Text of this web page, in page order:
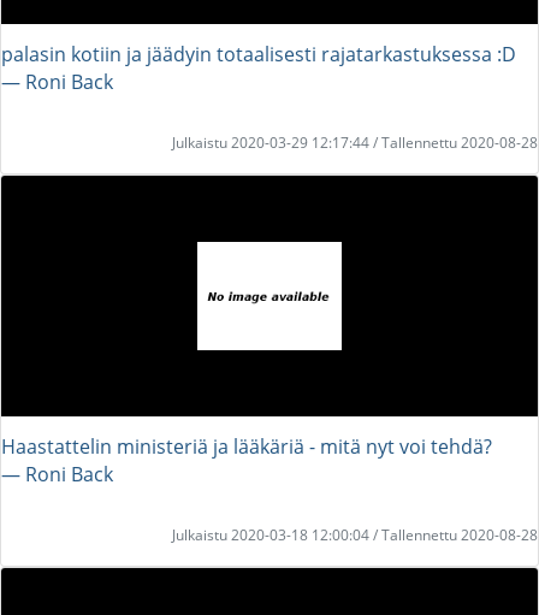
palasin kotiin ja jäädyin totaalisesti rajatarkastuksessa :D
― Roni Back
Julkaistu 2020-03-29 12:17:44 / Tallennettu 2020-08-28
Haastattelin ministeriä ja lääkäriä - mitä nyt voi tehdä?
― Roni Back
Julkaistu 2020-03-18 12:00:04 / Tallennettu 2020-08-28